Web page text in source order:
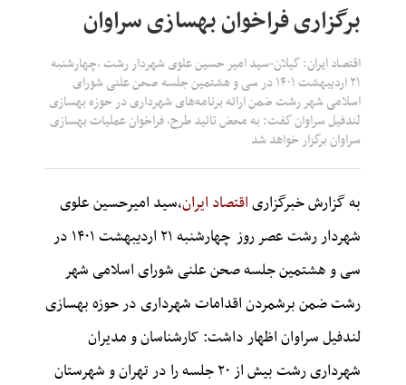
برگزاری فراخوان بهسازی سراوان
اقتصاد ایران: گیلان-سید امیر حسین علوی شهردار رشت ,چهارشنبه
۲۱ اردیبهشت ۱۴۰۱ در سی و هشتمین جلسه صحن علنی شورای
اسلامی شهر رشت ضمن ارائه برنامه‌های شهرداری در حو‌زه بهسازی
لندفیل سراوان گفت: به محض تائید طرح، فراخوان عملیات بهسازی
سراوان برگزار خواهد شد
به گزارش خبرگزاریاقتصاد ایران،سید امیرحسین علوی
شهردار رشت عصر روز چهارشنبه ۲۱ اردیبهشت ۱۴۰۱ در
سی و هشتمین جلسه صحن علنی شورای اسلامی شهر
رشت ضمن برشمردن اقدامات شهرداری در حوزه بهسازی
لندفیل سراوان اظهار داشت: کارشناسان و مدیران
شهرداری رشت بیش از ۲۰ جلسه را در تهران و شهرستان